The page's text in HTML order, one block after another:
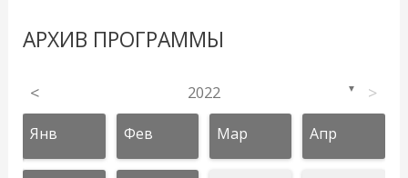
АРХИВ ПРОГРАММЫ
< 2022 ▼ >
Янв Фев Мар Апр